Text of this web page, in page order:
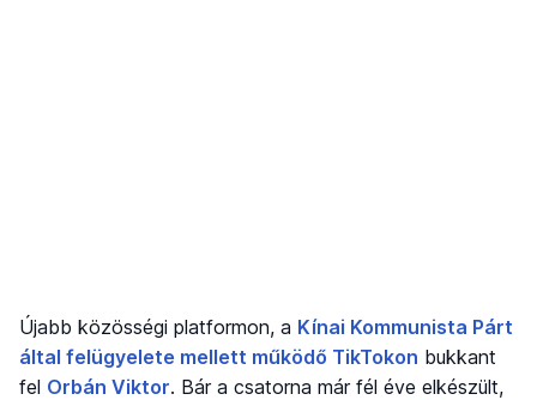
Újabb közösségi platformon, a Kínai Kommunista Párt
által felügyelete mellett működő TikTokon bukkant
fel Orbán Viktor. Bár a csatorna már fél éve elkészült,